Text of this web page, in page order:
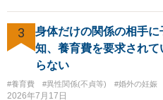
というだけですから。
3
身体だけの関係の相手
知、養育費を要求され
らない
#養育費 #異性関係(不貞等) #婚外の妊娠
2026年7月17日